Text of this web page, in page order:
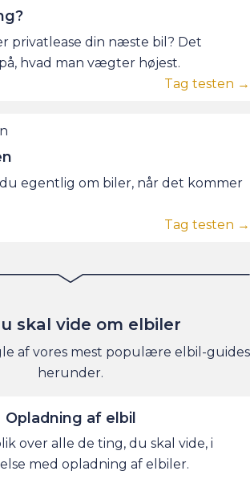
privatlease din næste bil? Det
hvad man vægter højest.
Tag testen →
egentlig om biler, når det kommer
Tag testen →
skal vide om elbiler
af vores mest populære elbil-guides
herunder.
Opladning af elbil
over alle de ting, du skal vide, i
med opladning af elbiler.